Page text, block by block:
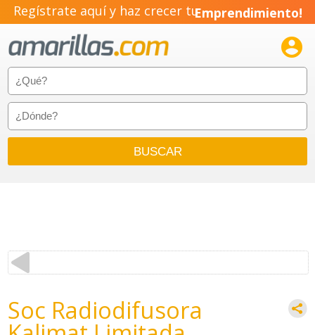
Regístrate aquí y haz crecer tuEmprendimiento!

Soc Radiodifusora